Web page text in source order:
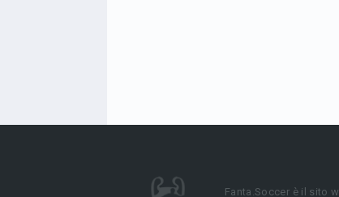
Fanta.Soccer è il sito